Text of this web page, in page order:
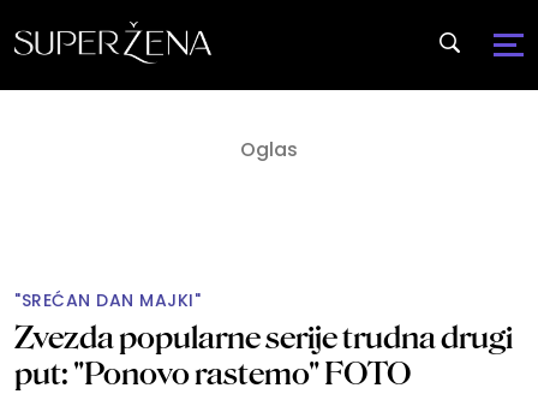
"SREĆAN DAN MAJKI"
Zvezda popularne serije trudna drugi
put: "Ponovo rastemo" FOTO